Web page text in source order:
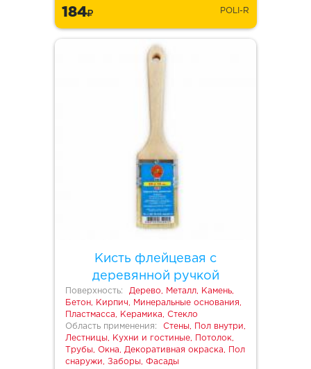
184 POLI-R
Кисть флейцевая с
деревянной ручкой
Поверхность:
Дерево, Металл, Камень,
Бетон, Кирпич, Минеральные основания,
Пластмасса, Керамика, Стекло
Область применения:
Стены, Пол внутри,
Лестницы, Кухни и гостиные, Потолок,
Трубы, Окна, Декоративная окраска, Пол
снаружи, Заборы, Фасады